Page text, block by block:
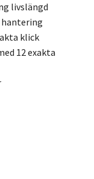
livslängd
klick
12 exakta